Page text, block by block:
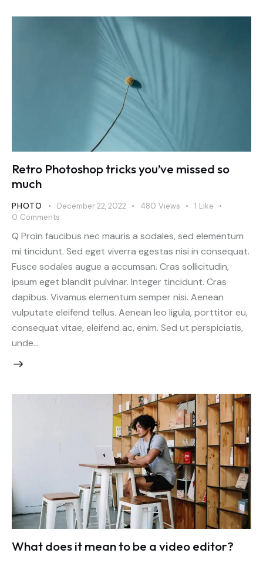
Retro Photoshop tricks you’ve missed so
much
PHOTO December 22, 2022 480 Views 1 Like
0 Comments
Q Proin faucibus nec mauris a sodales, sed elementum
mi tincidunt. Sed eget viverra egestas nisi in consequat.
Fusce sodales augue a accumsan. Cras sollicitudin,
ipsum eget blandit pulvinar. Integer tincidunt. Cras
dapibus. Vivamus elementum semper nisi. Aenean
vulputate eleifend tellus. Aenean leo ligula, porttitor eu,
consequat vitae, eleifend ac, enim. Sed ut perspiciatis,
unde…
What does it mean to be a video editor?